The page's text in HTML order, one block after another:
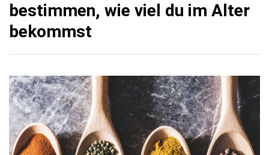
bestimmen, wie viel du im Alter
bekommst